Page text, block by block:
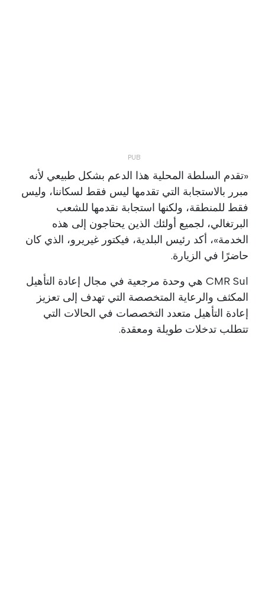
«تقدم السلطة المحلية هذا الدعم بشكل طبيعي لأنه
مبرر بالاستجابة التي تقدمها ليس فقط لسكاننا، وليس
فقط للمنطقة، ولكنها استجابة نقدمها للشعب
البرتغالي، لجميع أولئك الذين يحتاجون إلى هذه
الخدمة»، أكد رئيس البلدية، فيكتور غيريرو، الذي كان
حاضرًا في الزيارة.
CMR Sul هي وحدة مرجعية في مجال إعادة التأهيل
المكثف والرعاية المتخصصة التي تهدف إلى تعزيز
إعادة التأهيل متعدد التخصصات في الحالات التي
تتطلب تدخلات طويلة ومعقدة.